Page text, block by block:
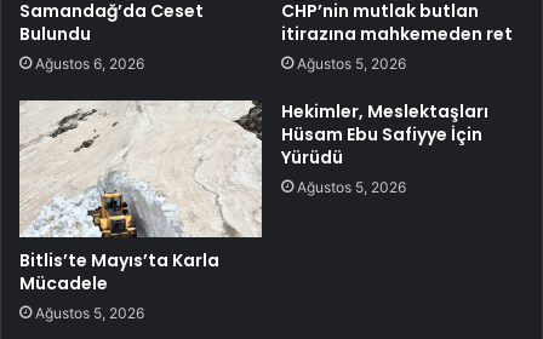
Samandağ’da Ceset
Bulundu
Ağustos 6, 2026
CHP’nin mutlak butlan
itirazına mahkemeden ret
Ağustos 5, 2026
Bitlis’te Mayıs’ta Karla
Mücadele
Ağustos 5, 2026
Hekimler, Meslektaşları
Hüsam Ebu Safiyye İçin
Yürüdü
Ağustos 5, 2026